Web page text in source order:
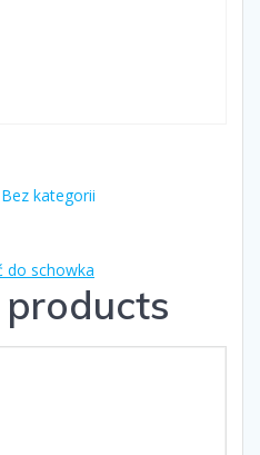
Bez kategorii
do schowka